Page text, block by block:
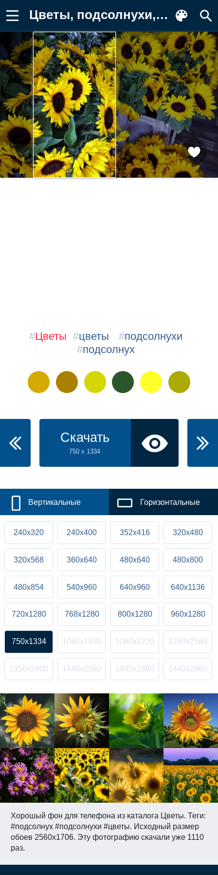
Цветы, подсолнухи, подсолнух Фото
Хорошый фон для телефона из каталога Цветы. Теги:
#подсолнух #подсолнухи #цветы. Исходный размер
обоев 2560x1706. Эту фотографию скачали уже 1110
раз.
#Цветы #цветы #подсолнухи
#подсолнух
Скачать
750 x 1334
Вертикальные Горизонтальные
240x320 240x400 352x416 320x480
320x568 360x640 480x640 480x800
480x854 540x960 640x960 640x1136
720x1280 768x1280 800x1280 960x1280
750x1334 1080x1920 1080x2220 1280x2560
1350x2400 1440x2560 1440x2880 1440x2960